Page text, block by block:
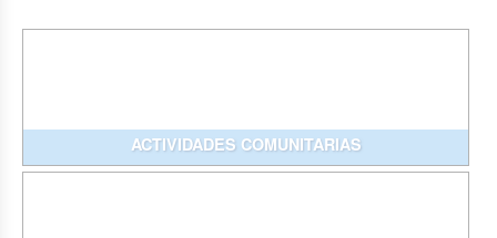
ACTIVIDADES COMUNITARIAS